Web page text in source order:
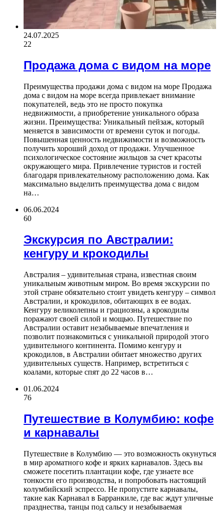
24.07.2025
22
Продажа дома с видом на море
Преимущества продажи дома с видом на море Продажа
дома с видом на море всегда привлекает внимание
покупателей, ведь это не просто покупка
недвижимости, а приобретение уникального образа
жизни. Преимущества: Уникальный пейзаж, который
меняется в зависимости от времени суток и погоды.
Повышенная ценность недвижимости и возможность
получить хороший доход от продажи. Улучшенное
психологическое состояние жильцов за счет красоты
окружающего мира. Привлечение туристов и гостей
благодаря привлекательному расположению дома. Как
максимально выделить преимущества дома с видом
на…
06.06.2024
60
Экскурсия по Австралии:
кенгуру и крокодилы
Австралия – удивительная страна, известная своим
уникальным животным миром. Во время экскурсии по
этой стране обязательно стоит увидеть кенгуру – символ
Австралии, и крокодилов, обитающих в ее водах.
Кенгуру великолепны и грациозны, а крокодилы
поражают своей силой и мощью. Путешествие по
Австралии оставит незабываемые впечатления и
позволит познакомиться с уникальной природой этого
удивительного континента. Помимо кенгуру и
крокодилов, в Австралии обитает множество других
удивительных существ. Например, встретиться с
коалами, которые спят до 22 часов в…
01.06.2024
76
Путешествие в Колумбию: кофе
и карнавалы
Путешествие в Колумбию — это возможность окунуться
в мир ароматного кофе и ярких карнавалов. Здесь вы
сможете посетить плантации кофе, где узнаете все
тонкости его производства, и попробовать настоящий
колумбийский эспрессо. Не пропустите карнавалы,
такие как Карнавал в Барранкиле, где вас ждут уличные
празднества, танцы под сальсу и незабываемая